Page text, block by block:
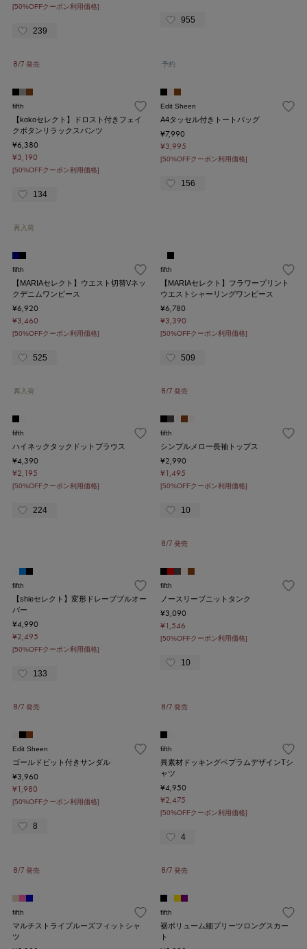
[50%OFFクーポン利用価格]
239
955
8/7 発売
fifth
【kokoセレクト】ドロスト付きフェイ
クボタンリラックスパンツ
¥6,380
¥3,190
[50%OFFクーポン利用価格]
134
予約
Edit Sheen
A4タッセル付きトートバッグ
¥7,990
¥3,995
[50%OFFクーポン利用価格]
156
再入荷
fifth
【MARIAセレクト】ウエスト切替Vネッ
クデニムワンピース
¥6,920
¥3,460
[50%OFFクーポン利用価格]
525
fifth
【MARIAセレクト】フラワープリント
ウエストシャーリングワンピース
¥6,780
¥3,390
[50%OFFクーポン利用価格]
509
再入荷
fifth
ハイネックタックドットブラウス
¥4,390
¥2,195
[50%OFFクーポン利用価格]
224
8/7 発売
fifth
シンプルメロー長袖トップス
¥2,990
¥1,495
[50%OFFクーポン利用価格]
10
fifth
【shieセレクト】変形ドレーププルオー
バー
¥4,990
¥2,495
[50%OFFクーポン利用価格]
133
8/7 発売
fifth
ノースリーブニットタンク
¥3,090
¥1,546
[50%OFFクーポン利用価格]
10
8/7 発売
Edit Sheen
ゴールドビット付きサンダル
¥3,960
¥1,980
[50%OFFクーポン利用価格]
8
8/7 発売
fifth
異素材ドッキングペプラムデザインTシ
ャツ
¥4,950
¥2,475
[50%OFFクーポン利用価格]
4
8/7 発売
fifth
マルチストライプルーズフィットシャ
ツ
8/7 発売
fifth
裾ボリューム細プリーツロングスカー
ト